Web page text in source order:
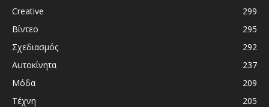
Creative
299
Βίντεο
295
Σχεδιασμός
292
Αυτοκίνητα
237
Μόδα
209
Τέχνη
205